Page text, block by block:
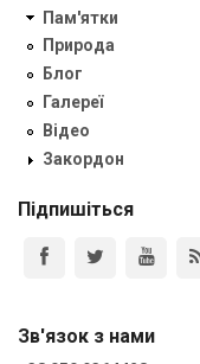
Пам'ятки
Природа
Блог
Галереї
Відео
Закордон
Підпишіться
Зв'язок з нами